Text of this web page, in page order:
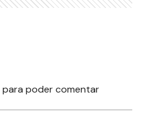
para poder comentar